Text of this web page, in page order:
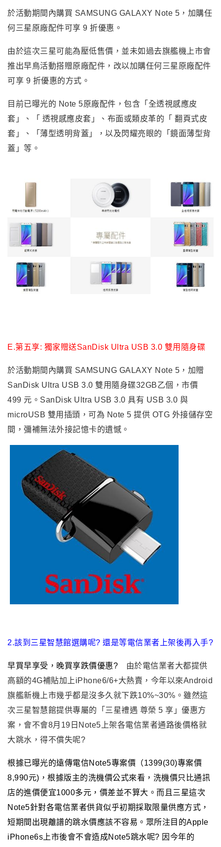
於活動期間內購買 SAMSUNG GALAXY Note 5，加購任
何三星原廠配件可享 9 折優惠。
由於這次三星可能為壓低售價 ， 並未如過去旗艦機上市會
推出早鳥活動搭贈原廠配件 ，改以加購任何三星原廠配件
可享 9 折優惠的方式。
目前已曝光的 Note 5原廠配件 ， 包含「全透視感應皮
套」、「 透視感應皮套」、布面或類皮革的「 翻頁式皮
套」、「薄型透明背蓋」，以及閃耀亮眼的「鏡面薄型背
蓋」等。
E.第五享: 獨家贈送SanDisk Ultra USB 3.0 雙用隨身碟
於活動期間內購買 SAMSUNG GALAXY Note 5，加贈
SanDisk Ultra USB 3.0 雙用隨身碟32GB乙個，市價
499 元。 SanDisk Ultra USB 3.0 具有 USB 3.0 與
microUSB 雙用插頭，可為 Note 5 提供 OTG 外接儲存空
間 ，彌補無法外接記憶卡的遺憾 。
2.該到三星智慧館選購呢? 還是等電信業者上架後再入手?
早買早享受 ，晚買享跌價優惠? 由於電信業者大都提供
高額的4G補貼加上iPhone6/6+大熱賣，今年以來Android
旗艦新機上市幾乎都是沒多久就下跌10%~30%。雖然這
次三星智慧館提供專屬的「三星禮遇 尊榮 5 享」優惠方
案，會不會8月19日 Note5 上架各電信業者通路後價格就
大跳水，得不償失呢?
根據已曝光的遠傳電信Note5專案價（1399(30)專案價
8,990元) ，根據版主的洗機價公式來看 ，洗機價只比通訊
店的進價便宜1000多元 ，價差並不算大 。而且三星這次
Note5針對各電信業者供貨似乎初期採取限量供應方式 ，
短期間出現離譜的跳水價應該不容易 。 眾所注目的Apple
iPhone6s上市後會不會造成Note5跳水呢? 因今年的